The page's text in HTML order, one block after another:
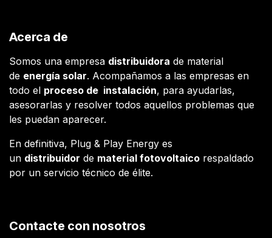
Acerca de
Somos una empresa distribuidora de material
de energía solar. Acompañamos a las empresas en
todo el proceso de instalación, para ayudarlas,
asesorarlas y resolver todos aquellos problemas que
les puedan aparecer.
En definitiva, Plug & Play Energy es
un distribuidor de material fotovoltaico respaldado
por un servicio técnico de élite.
Contacte con nosotros